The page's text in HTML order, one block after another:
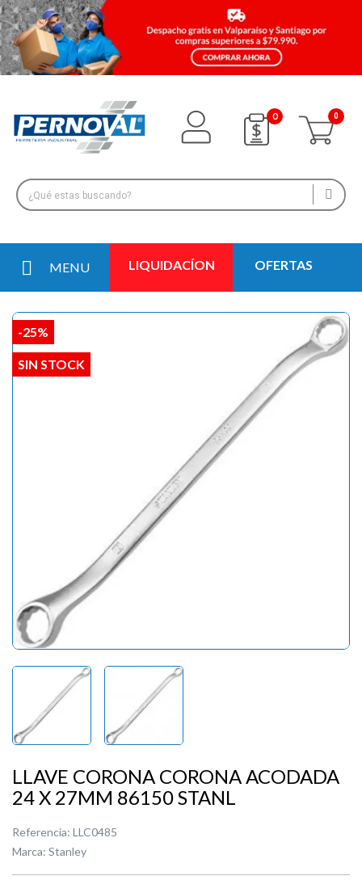
0
MENU LIQUIDACÍON OFERTAS
-25%
SIN STOCK
LLAVE CORONA CORONA ACODADA
24 X 27MM 86150 STANL
Referencia: LLC0485
Marca: Stanley